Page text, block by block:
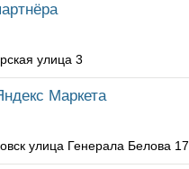
улица 3
Маркета
улица Генерала Белова 17